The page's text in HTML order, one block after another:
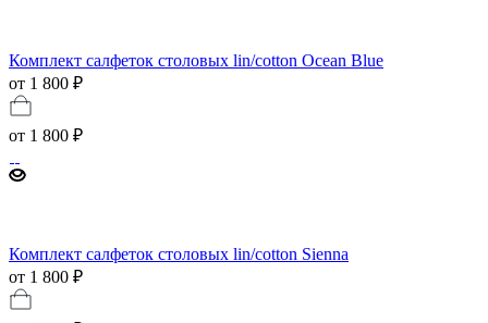
Комплект салфеток столовых lin/cotton Ocean Blue
от 1 800 ₽
от 1 800 ₽
Комплект салфеток столовых lin/cotton Sienna
от 1 800 ₽